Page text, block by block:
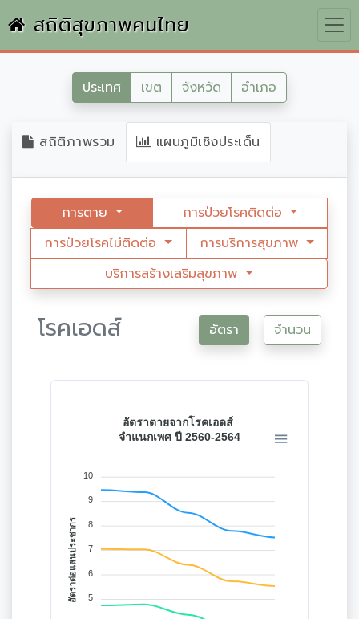
สถิติสุขภาพคนไทย
ประเทศ เขต จังหวัด อำเภอ
สถิติภาพรวม แผนภูมิเชิงประเด็น
การตาย
การป่วยโรคติดต่อ
การป่วยโรคไม่ติดต่อ
การบริการสุขภาพ
บริการสร้างเสริมสุขภาพ
โรคเอดส์ อัตรา จำนวน